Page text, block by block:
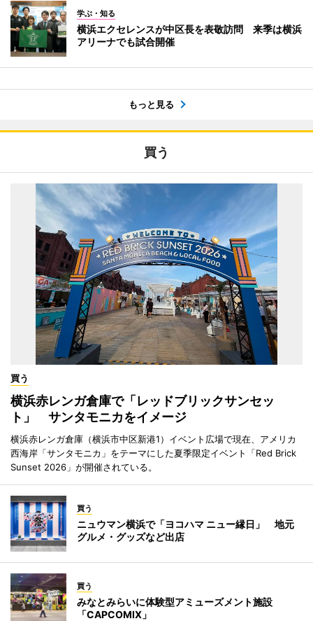
学ぶ・知る
横浜エクセレンスが中区長を表敬訪問 来季は横浜
アリーナでも試合開催
もっと見る
買う
買う
横浜赤レンガ倉庫で「レッドブリックサンセッ
ト」 サンタモニカをイメージ
横浜赤レンガ倉庫（横浜市中区新港1）イベント広場で現在、アメリカ
西海岸「サンタモニカ」をテーマにした夏季限定イベント「Red Brick
Sunset 2026」が開催されている。
買う
ニュウマン横浜で「ヨコハマ ニュー縁日」 地元
グルメ・グッズなど出店
買う
みなとみらいに体験型アミューズメント施設
「CAPCOMIX」